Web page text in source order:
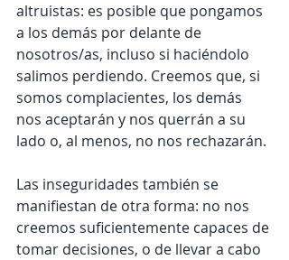
altruistas: es posible que pongamos
a los demás por delante de
nosotros/as, incluso si haciéndolo
salimos perdiendo. Creemos que, si
somos complacientes, los demás
nos aceptarán y nos querrán a su
lado o, al menos, no nos rechazarán.
Las inseguridades también se
manifiestan de otra forma: no nos
creemos suficientemente capaces de
tomar decisiones, o de llevar a cabo